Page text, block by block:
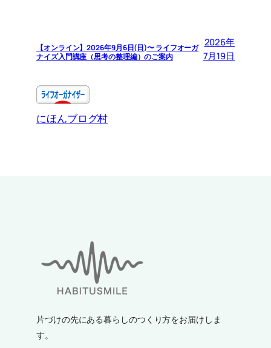
【オンライン】2026年9月6日(日)〜 ライフオーガ
ナイズ入門講座（思考の整理編）のご案内
2026年
7月19日
にほんブログ村
片づけの先にある暮らしのつくり方をお届けしま
す。